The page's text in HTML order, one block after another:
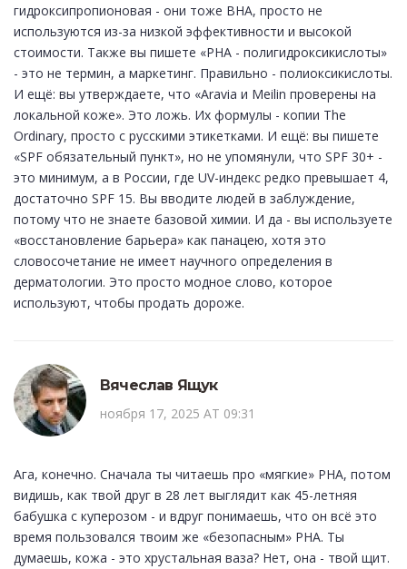
гидроксипропионовая - они тоже BHA, просто не
используются из-за низкой эффективности и высокой
стоимости. Также вы пишете «PHA - полигидроксикислоты»
- это не термин, а маркетинг. Правильно - полиоксикислоты.
И ещё: вы утверждаете, что «Aravia и Meilin проверены на
локальной коже». Это ложь. Их формулы - копии The
Ordinary, просто с русскими этикетками. И ещё: вы пишете
«SPF обязательный пункт», но не упомянули, что SPF 30+ -
это минимум, а в России, где UV-индекс редко превышает 4,
достаточно SPF 15. Вы вводите людей в заблуждение,
потому что не знаете базовой химии. И да - вы используете
«восстановление барьера» как панацею, хотя это
словосочетание не имеет научного определения в
дерматологии. Это просто модное слово, которое
используют, чтобы продать дороже.
Вячеслав Ящук
ноября 17, 2025 AT 09:31
Ага, конечно. Сначала ты читаешь про «мягкие» PHA, потом
видишь, как твой друг в 28 лет выглядит как 45-летняя
бабушка с куперозом - и вдруг понимаешь, что он всё это
время пользовался твоим же «безопасным» PHA. Ты
думаешь, кожа - это хрустальная ваза? Нет, она - твой щит.